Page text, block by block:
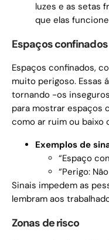
luzes e as setas
que elas
Espaços confinados
Espaços confinados,
muito perigoso. Essas
tornando -os
para mostrar espaços
como ar ruim ou baixo
Exemplos de
“Espaço
“Perigo:
Sinais impedem as
lembram aos
Zonas de risco